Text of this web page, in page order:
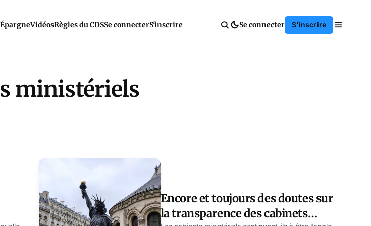
ÉpargneVidéosRègles du CDSSe connecterS'inscrire Se connecter S'inscrire
ministériels
Encore et toujours des doutes sur
la transparence des cabinets